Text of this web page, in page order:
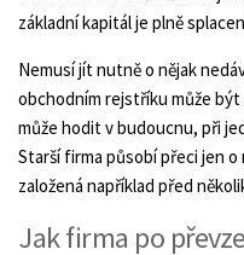
základní kapitál je plně
Nemusí jít nutně o nějak
obchodním rejstříku může být
může hodit v budoucnu, při
Starší firma působí přeci jen
založená například před
Jak firma po